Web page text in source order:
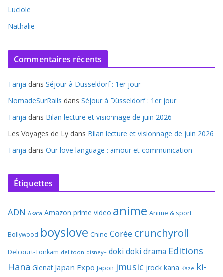
Luciole
Nathalie
Commentaires récents
Tanja dans Séjour à Düsseldorf : 1er jour
NomadeSurRails dans Séjour à Düsseldorf : 1er jour
Tanja dans Bilan lecture et visionnage de juin 2026
Les Voyages de Ly dans Bilan lecture et visionnage de juin 2026
Tanja dans Our love language : amour et communication
Étiquettes
ADN Akata Amazon prime video anime Anime & sport
Bollywood boyslove Chine Corée crunchyroll
Delcourt-Tonkam delitoon disney+ doki doki drama Editions
Hana Glenat Japan Expo Japon jmusic jrock kana Kaze ki-